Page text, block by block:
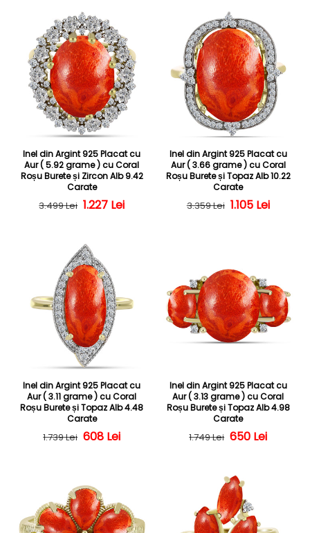
Inel din Argint 925 Placat cu
Aur ( 5.92 grame ) cu Coral
Roșu Burete și Zircon Alb 9.42
Carate
Preț obișnuit
3.499 Lei Preț redus
1.227 Lei
Inel din Argint 925 Placat cu
Aur ( 3.66 grame ) cu Coral
Roșu Burete și Topaz Alb 10.22
Carate
Preț obișnuit
3.359 Lei Preț redus
1.105 Lei
Inel din Argint 925 Placat cu
Aur ( 3.11 grame ) cu Coral
Roșu Burete și Topaz Alb 4.48
Carate
Preț obișnuit
1.739 Lei Preț redus
608 Lei
Inel din Argint 925 Placat cu
Aur ( 3.13 grame ) cu Coral
Roșu Burete și Topaz Alb 4.98
Carate
Preț obișnuit
1.749 Lei Preț redus
650 Lei